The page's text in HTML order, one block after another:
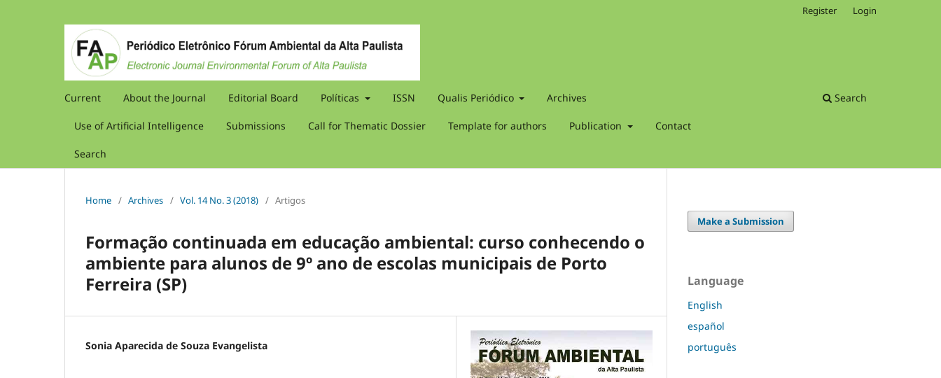
Current About the Journal Editorial Board Políticas ISSN Qualis Periódico Archives
Use of Artificial Intelligence Submissions Call for Thematic Dossier Template for authors Publication Contact
Search
Search
Register Login
Home / Archives / Vol. 14 No. 3 (2018) / Artigos
Formação continuada em educação ambiental: curso conhecendo o
ambiente para alunos de 9º ano de escolas municipais de Porto
Ferreira (SP)
Sonia Aparecida de Souza Evangelista
Make a Submission
Language
English
español
português